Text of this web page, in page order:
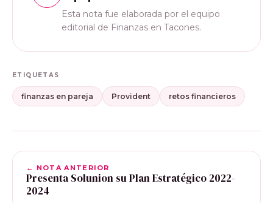
Esta nota fue elaborada por el equipo
editorial de Finanzas en Tacones.
ETIQUETAS
finanzas en pareja Provident retos financieros
← NOTA ANTERIOR
Presenta Solunion su Plan Estratégico 2022-
2024